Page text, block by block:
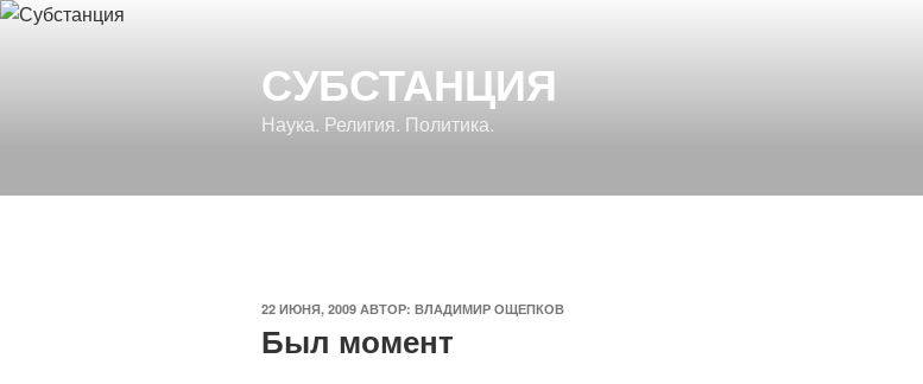
Перейти
СУБСТАНЦИЯ
Наука. Религия. Политика.
ОПУБЛИКОВАНО
22 ИЮНЯ, 2009 АВТОР: ВЛАДИМИР ОЩЕПКОВ
Был момент